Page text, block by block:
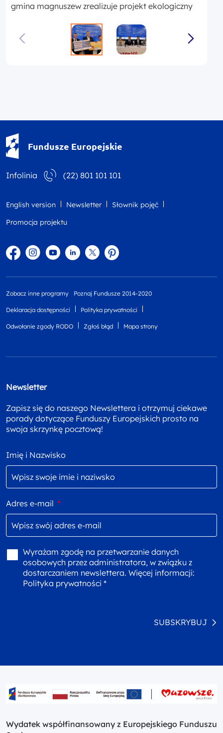
gmina magnuszew zrealizuje projekt ekologiczny
Fundusze Europejskie
Infolinia (22) 801 101 101
English version Newsletter
Słownik pojęć
Promocja projektu
FacebookInstagram
YouTubeLinkedintwitterPinterest
Zobacz inne programy Poznaj Fundusze 2014-2020
Deklaracja dostępności Polityka prywatności
Odwołanie zgody RODO Zgłoś błąd Mapa strony
Newsletter
Zapisz się do naszego Newslettera i otrzymuj ciekawe
porady dotyczące Funduszy Europejskich prosto na
swoja skrzynkę pocztową!
Imię i Nazwisko
Adres e-mail *
Wyrażam zgodę na przetwarzanie danych
osobowych przez administratora, w związku z
dostarczaniem newslettera. Więcej informacji:
Polityka prywatności *
SUBSKRYBUJ
Wydatek współfinansowany z Europejskiego Funduszu